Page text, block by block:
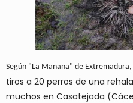
Según "La Mañana" de Extremadura,
tiros a 20 perros de una
muchos en Casatejada